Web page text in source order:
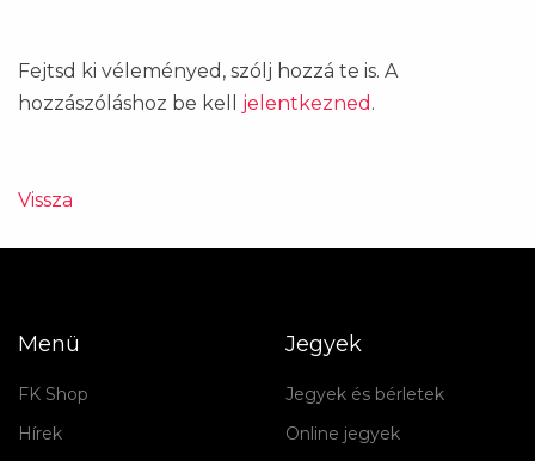
Fejtsd ki véleményed, szólj hozzá te is. A
hozzászóláshoz be kell jelentkezned .
Vissza
Menü
FK Shop
Hírek
Jegyek
Jegyek és bérletek
Online jegyek